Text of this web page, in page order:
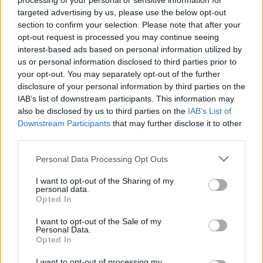
targeted advertising by us, please use the below opt-out
section to confirm your selection. Please note that after your
opt-out request is processed you may continue seeing
interest-based ads based on personal information utilized by
us or personal information disclosed to third parties prior to
your opt-out. You may separately opt-out of the further
disclosure of your personal information by third parties on the
IAB’s list of downstream participants. This information may
also be disclosed by us to third parties on the IAB’s List of
Downstream Participants that may further disclose it to other
Personal Data Processing Opt Outs
I want to opt-out of the Sharing of my
personal data.
Opted In
I want to opt-out of the Sale of my
Personal Data.
Opted In
ομορφιά της ζωής και τις αυθόρμητες στιγμές γύρω
από ένα τραπέζι. Με λαμπερό χρώμα και κομψή
παρουσία, αποτελεί την ιδανική επιλογή για τις
ανοιξιάτικες και καλοκαιρινές συναντήσεις, από
ένα χαλαρό aperitif μέχρι ένα εκλεπτυσμένο
γεύμα με θαλασσινά και ελαφριές γεύσεις.
Κάθε φιάλη Μοσχοφίλερο Ροζέ είναι μια
εμβληματική ποικιλία και να αφεθούμε στη
γοητεία μιας νέας, «ροζέ» εποχής.
Ο Όμιλος Ελληνικά Οινοποιεία Α.Ε.